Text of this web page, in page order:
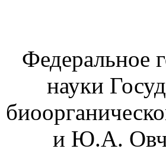
Федеральное
науки
и Ю.А.